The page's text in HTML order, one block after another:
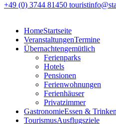
+49 (0) 3744 81450
HomeStartseite
VeranstaltungenTermine
Übernachtengemütlich
Ferienparks
Hotels
Pensionen
Ferienwohnungen
Ferienhäuser
Privatzimmer
GastronomieEssen & Trinken
TourismusAusflugsziele